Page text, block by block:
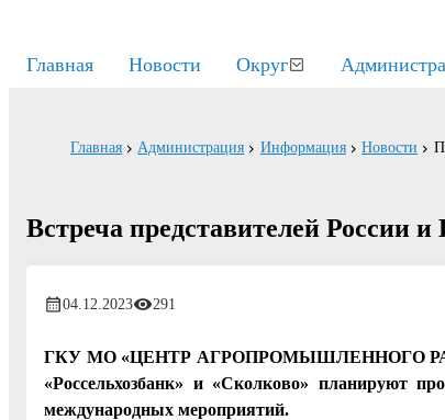
Главная Новости Округ
Главная Администрация Информация Новости
Встреча представителей России
04.12.2023 291
ГКУ МО «ЦЕНТР АГРОПРОМЫШЛЕННОГО
«Россельхозбанк» и «Сколково» планируют
международных мероприятий.